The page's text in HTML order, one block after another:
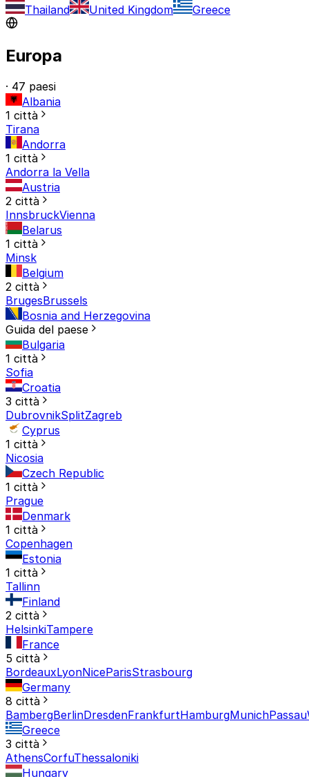
Thailand
United Kingdom Greece
Europa
· 47 paesi
Albania
1 città
Tirana
Andorra
1 città
Andorra la Vella
Austria
2 città
InnsbruckVienna
Belarus
1 città
Minsk
Belgium
2 città
BrugesBrussels
Bosnia and Herzegovina
Guida del paese
Bulgaria
1 città
Sofia
Croatia
3 città
DubrovnikSplitZagreb
Cyprus
1 città
Nicosia
Czech Republic
1 città
Prague
Denmark
1 città
Copenhagen
Estonia
1 città
Tallinn
Finland
2 città
HelsinkiTampere
France
5 città
BordeauxLyonNiceParisStrasbourg
Germany
8 città
BambergBerlinDresdenFrankfurtHamburgMunichPassau
Greece
3 città
AthensCorfuThessaloniki
Hungary